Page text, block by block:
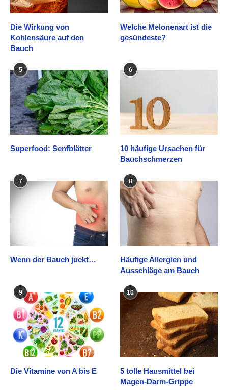
Die Wirkung von
Kohlensäure auf den
Bauch
Welche Melonenart ist die
gesündeste?
5
Superfood: Senfblätter
6
10 häufige Ursachen für
Bauchschmerzen
7
Wenn der Bauch juckt…
8
Häufige Allergien und
Ausschläge am Bauch
9
Die Vitamine von A bis E
10
5 tolle Hausmittel bei
Magen-Darm-Grippe